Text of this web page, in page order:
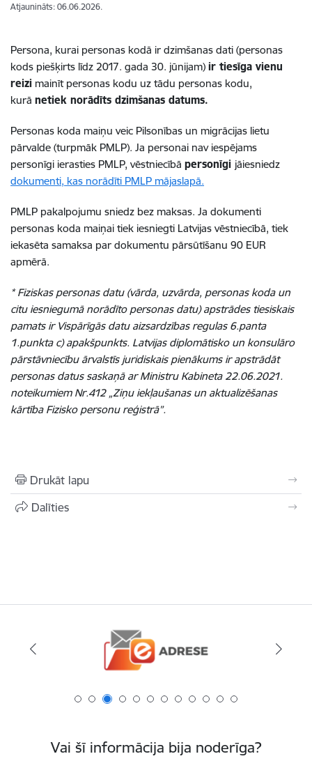
Atjaunināts: 06.06.2026.
Persona, kurai personas kodā ir dzimšanas dati (personas
kods piešķirts līdz 2017. gada 30. jūnijam) ir tiesīga vienu
reizi mainīt personas kodu uz tādu personas kodu,
kurā netiek norādīts dzimšanas datums.
Personas koda maiņu veic Pilsonības un migrācijas lietu
pārvalde (turpmāk PMLP). Ja personai nav iespējams
personīgi ierasties PMLP, vēstniecībā personīgi jāiesniedz
dokumenti, kas norādīti PMLP mājaslapā.
PMLP pakalpojumu sniedz bez maksas. Ja dokumenti
personas koda maiņai tiek iesniegti Latvijas vēstniecībā, tiek
iekasēta samaksa par dokumentu pārsūtīšanu 90 EUR
apmērā.
* Fiziskas personas datu (vārda, uzvārda, personas koda un
citu iesniegumā norādīto personas datu) apstrādes tiesiskais
pamats ir Vispārīgās datu aizsardzības regulas 6.panta
1.punkta c) apakšpunkts. Latvijas diplomātisko un konsulāro
pārstāvniecību ārvalstīs juridiskais pienākums ir apstrādāt
personas datus saskaņā ar Ministru Kabineta 22.06.2021.
noteikumiem Nr.412 „Ziņu iekļaušanas un aktualizēšanas
kārtība Fizisko personu reģistrā”.
Drukāt lapu
Dalīties
Vai šī informācija bija noderīga?